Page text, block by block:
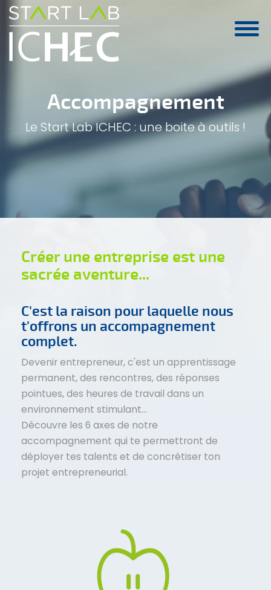
Aller au contenu principal
Accompagnement
Le Start Lab ICHEC : une boite à outils !
Créer une entreprise est une
sacrée aventure...
C'est la raison pour laquelle nous
t'offrons un accompagnement
complet.
Devenir entrepreneur, c'est un apprentissage
permanent, des rencontres, des réponses
pointues, des heures de travail dans un
environnement stimulant...
Découvre les 6 axes de notre
accompagnement qui te permettront de
déployer tes talents et de concrétiser ton
projet entrepreneurial.